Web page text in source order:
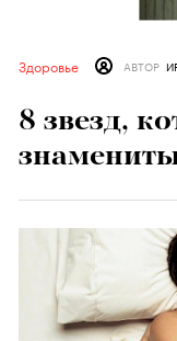
Здоровье АВТОР
8 звезд,